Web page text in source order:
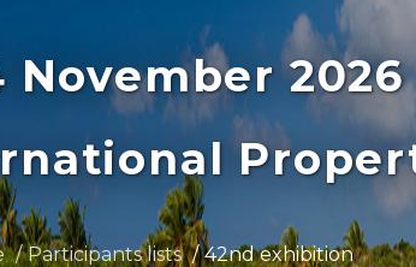
November 2026
Participants lists 42nd exhibition